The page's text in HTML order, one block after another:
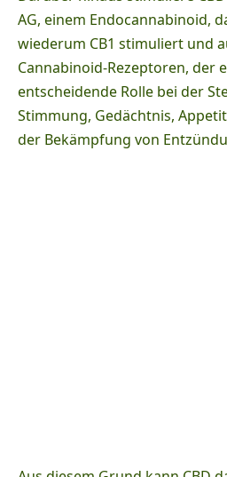
AG, einem Endocannabinoid,
wiederum CB1 stimuliert und
Cannabinoid-Rezeptoren, der
entscheidende Rolle bei der
Stimmung, Gedächtnis,
der Bekämpfung von